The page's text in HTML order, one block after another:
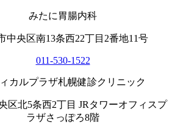
みたに胃腸内科
中央区南13条西22丁目2番地11号
011-530-1522
カルプラザ札幌健診クリニック
区北5条西2丁目 JRタワーオフィスプ
ラザさっぽろ8階